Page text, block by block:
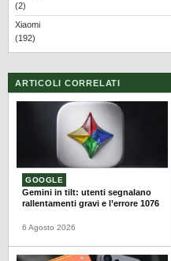
(2)
Xiaomi
(192)
ARTICOLI CORRELATI
GOOGLE
Gemini in tilt: utenti segnalano
rallentamenti gravi e l’errore 1076
6 Agosto 2026